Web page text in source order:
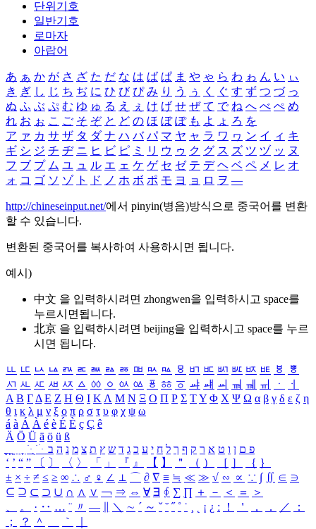
단위기호
일반기호
로마자
아랍어
あ ぁ か が さ ざ た だ な は ば ぱ ま や ゃ ら わ ゎ ん い ぃ
き ぎ し じ ち ぢ に ひ び ぴ み り う ぅ く ぐ す ず つ づ っ
ぬ ふ ぶ ぷ む ゆ ゅ る え ぇ け げ せ ぜ て で ね へ べ ぺ め
れ お ぉ こ ご そ ぞ と ど の ほ ぼ ぽ も よ ょ ろ を
ア ァ カ サ ザ タ ダ ナ ハ バ パ マ ヤ ャ ラ ワ ヮ ン イ ィ キ
ギ シ ジ チ ヂ ニ ヒ ビ ピ ミ リ ウ ゥ ク グ ス ズ ツ ヅ ッ ヌ
フ ブ プ ム ユ ュ ル エ ェ ケ ゲ セ ゼ テ デ ヘ ベ ペ メ レ オ
ォ コ ゴ ソ ゾ ト ド ノ ホ ボ ポ モ ヨ ョ ロ ヲ ―
http://chineseinput.net/에서 pinyin(병음)방식으로 중국어를 변환
할 수 있습니다.
변환된 중국어를 복사하여 사용하시면 됩니다.
예시)
中文 을 입력하시려면 zhongwen을 입력하시고 space를
누르시면됩니다.
北京 을 입력하시려면 beijing을 입력하시고 space를 누르
시면 됩니다.
ㅥ ㅦ ㅧ ㅨ ㅩ ㅪ ㅫ ㅬ ㅭ ㅮ ㅯ ㅰ ㅱ ㅲ ㅳ ㅴ ㅵ ㅶ ㅷ ㅸ
ㅹ
ㅺ ㅻ ㅼ ㅽ ㅾ ㅿ ㆀ ㆁ ㆂ ㆃ ㆄ ㆅ ㆆ ㆇ ㆈ ㆉ ㆊ ㆋ ㆌ ㆍ
ㆎ
Α Β ΓΔ Ε Ζ Η Θ Ι ΚΛ Μ Ν Ξ Ο Π Ρ Σ ΤΥ Φ Χ Ψ Ω α β γ δ ε ζ η
θ ι κ λ μ ν ξ ο π ρ σ τ υ φ χ ψ ω
á à Á À é è É È ç Ç ê
Ä Ö Ü ä ö ü ß
ִֶֹ ֻּ ׁׂ פ ם ן ו ט א ר ק ף ך ל ח י ע כ ג ד ש ץ ת צ מ נ ה ב
‘ ’ “ ” 〔 〕 〈 〉 「 」 『 』 【 】 ＂ （ ） ［ ］ ｛ ｝
± × ÷ ≠ ≤ ≥ ∞ ∴ ♂ ♀ ∠ ⊥ ⌒ ∂ ∇ ≡ ≒ ≪ ≫ √ ∽ ∝ ∵ ∫ ∬ ∈ ∋
⊆ ⊇ ⊂ ⊃ ∪ ∩ ∧ ∨ ￢ ⇒ ⇔ ∀ ∃ ∮ ∑ ∏ ＋ － ＜ ＝
＞
、
。 · ‥ … ¨ 〃 ― ＼ ∼ ´ ～ ˇ ˘ ˝ ˚ ˙ ¸ ¡ ¿ ː ！ ＇ ， ． ／
：
；
？ ＾ ｀